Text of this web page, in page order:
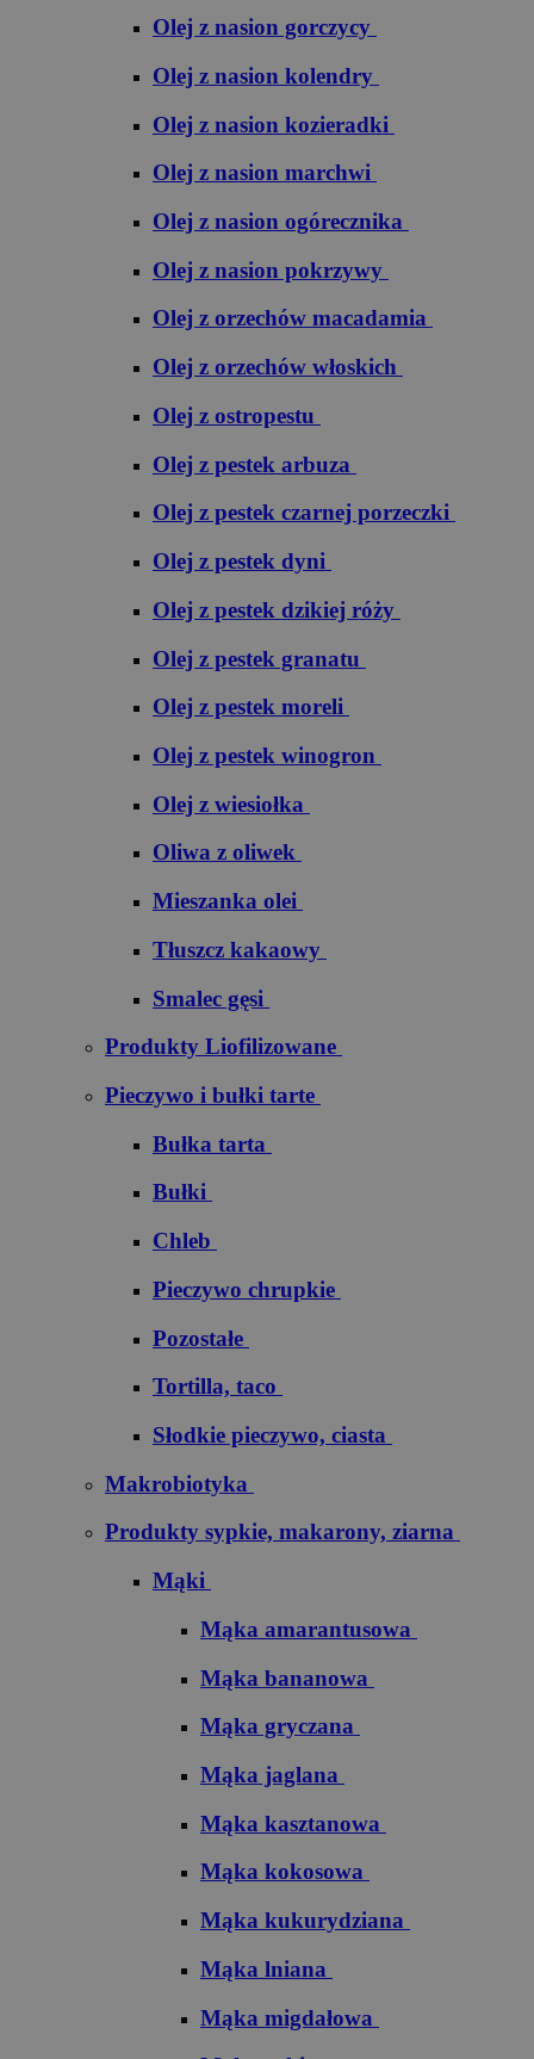
Olej z nasion gorczycy
Olej z nasion kolendry
Olej z nasion kozieradki
Olej z nasion marchwi
Olej z nasion ogórecznika
Olej z nasion pokrzywy
Olej z orzechów macadamia
Olej z orzechów włoskich
Olej z ostropestu
Olej z pestek arbuza
Olej z pestek czarnej porzeczki
Olej z pestek dyni
Olej z pestek dzikiej róży
Olej z pestek granatu
Olej z pestek moreli
Olej z pestek winogron
Olej z wiesiołka
Oliwa z oliwek
Mieszanka olei
Tłuszcz kakaowy
Smalec gęsi
Produkty Liofilizowane
Pieczywo i bułki tarte
Bułka tarta
Bułki
Chleb
Pieczywo chrupkie
Pozostałe
Tortilla, taco
Słodkie pieczywo, ciasta
Makrobiotyka
Produkty sypkie, makarony, ziarna
Mąki
Mąka amarantusowa
Mąka bananowa
Mąka gryczana
Mąka jaglana
Mąka kasztanowa
Mąka kokosowa
Mąka kukurydziana
Mąka lniana
Mąka migdałowa